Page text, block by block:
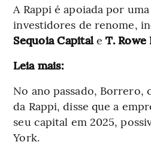
A Rappi é apoiada por
investidores de renome,
Sequoia Capital eT. Rowe
Leia mais:
No ano passado, Borrero,
da Rappi, disse que a
seu capital em 2025,
York.